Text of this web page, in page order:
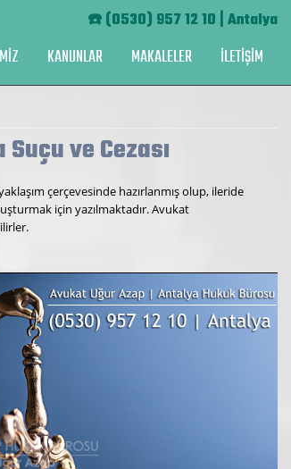
☎️(0530) 957 12 10 | Antalya
KANUNLAR MAKALELER İLETİŞİM
ve Cezası
çerçevesinde hazırlanmış olup, ileride
için yazılmaktadır. Avukat